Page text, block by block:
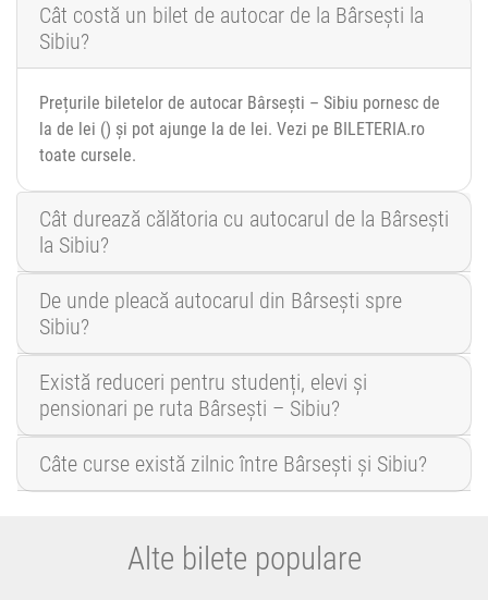
Cât costă un bilet de autocar de la Bârsești la
Sibiu?
Prețurile biletelor de autocar Bârsești – Sibiu pornesc de
la de lei () și pot ajunge la de lei. Vezi pe BILETERIA.ro
toate cursele.
Cât durează călătoria cu autocarul de la Bârsești
la Sibiu?
De unde pleacă autocarul din Bârsești spre
Sibiu?
Există reduceri pentru studenți, elevi și
pensionari pe ruta Bârsești – Sibiu?
Câte curse există zilnic între Bârsești și Sibiu?
Alte bilete populare